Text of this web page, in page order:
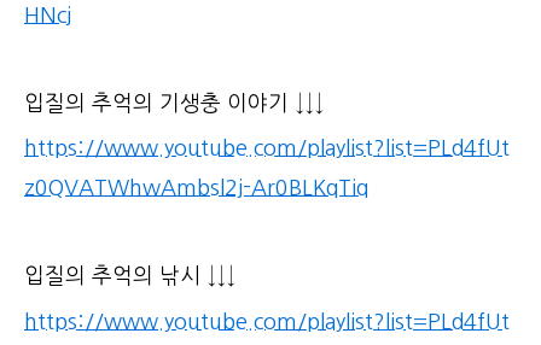
HNcj
입질의 추억의 기생충 이야기 ↓↓↓
https://www.youtube.com/playlist?list=PLd4fUt
z0QVATWhwAmbsl2j-Ar0BLKqTiq
입질의 추억의 낚시 ↓↓↓
https://www.youtube.com/playlist?list=PLd4fUt